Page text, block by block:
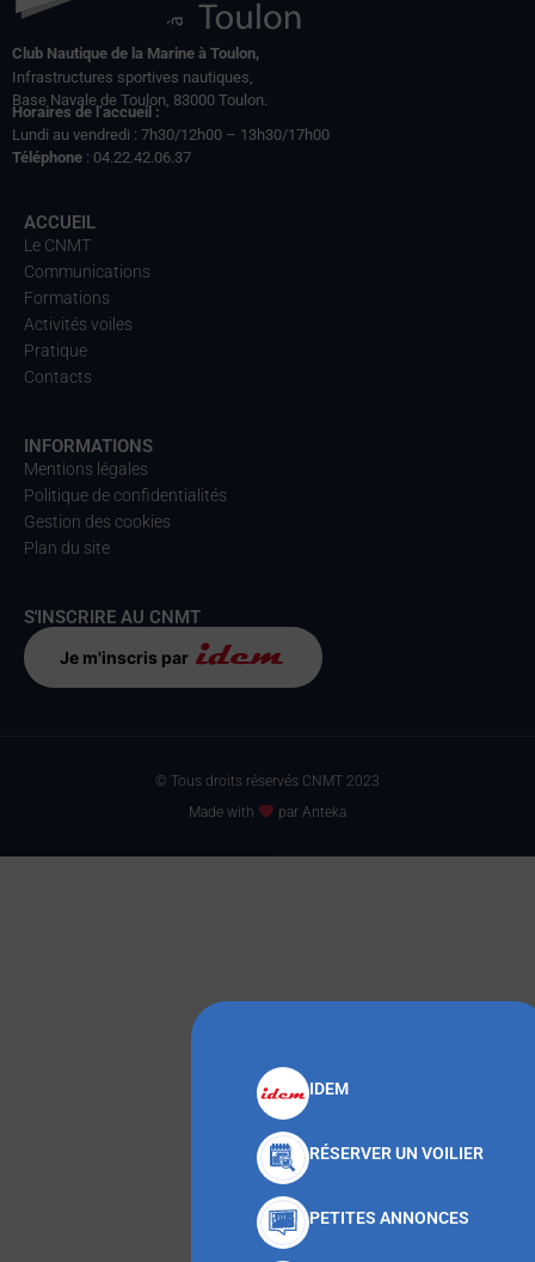
IDEM
RÉSERVER UN VOILIER
PETITES ANNONCES
Club Nautique de la Marine à Toulon,
Infrastructures sportives nautiques,
Base Navale de Toulon, 83000 Toulon.
Horaires de l’accueil :
Lundi au vendredi : 7h30/12h00 – 13h30/17h00
Téléphone : 04.22.42.06.37
ACCUEIL
Le CNMT
Communications
Formations
Activités voiles
Pratique
Contacts
INFORMATIONS
Mentions légales
Politique de confidentialités
Gestion des cookies
Plan du site
S'INSCRIRE AU CNMT
Je m'inscris par
© Tous droits réservés CNMT 2023
Made with
par Anteka